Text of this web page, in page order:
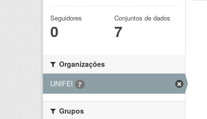
Seguidores
0
Conjuntos de dados
7
Organizações
UNIFEI
7
Grupos